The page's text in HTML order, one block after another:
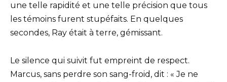
une telle rapidité et une telle précision que tous
les témoins furent stupéfaits. En quelques
secondes, Ray était à terre, gémissant.
Le silence qui suivit fut empreint de respect.
Marcus, sans perdre son sang-froid, dit : « Je ne